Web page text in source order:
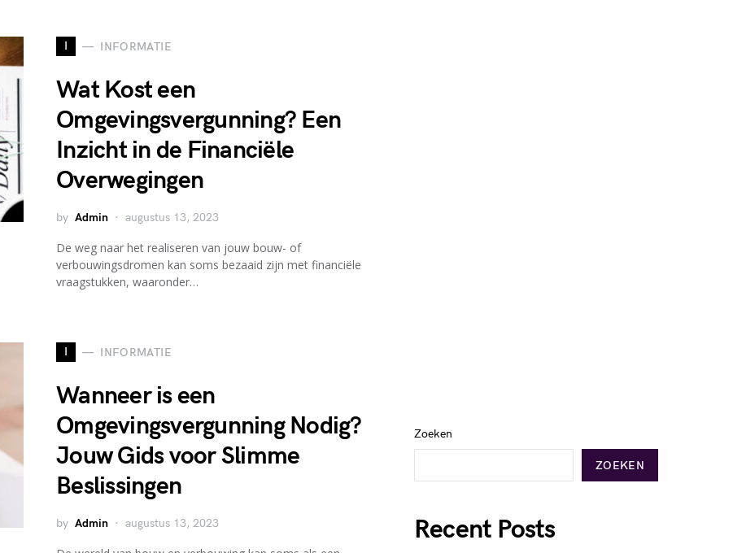
I INFORMATIE
Wat Kost een
Omgevingsvergunning? Een
Inzicht in de Financiële
Overwegingen
by Admin augustus 13, 2023
De weg naar het realiseren van jouw bouw- of
verbouwingsdromen kan soms bezaaid zijn met financiële
vraagstukken, waaronder…
I INFORMATIE
Wanneer is een
Omgevingsvergunning Nodig?
Jouw Gids voor Slimme
Beslissingen
by Admin augustus 13, 2023
Zoeken
ZOEKEN
Recent Posts